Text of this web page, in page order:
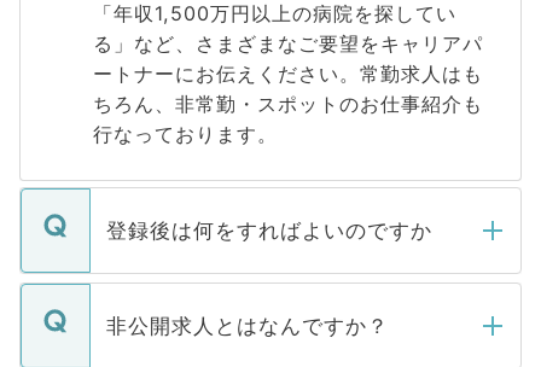
「年収1,500万円以上の病院を探してい
る」など、さまざまなご要望をキャリアパ
ートナーにお伝えください。常勤求人はも
ちろん、非常勤・スポットのお仕事紹介も
行なっております。
登録後は何をすればよいのですか
ご登録いただきましたら、弊社担当者がご
登録内容を確認し、その後メールもしくは
非公開求人とはなんですか？